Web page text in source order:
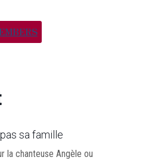
sa famille
la chanteuse Angèle ou